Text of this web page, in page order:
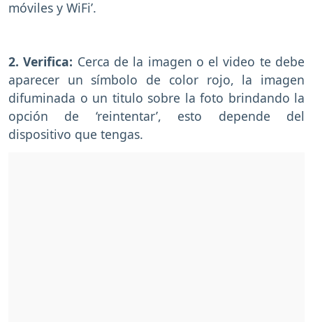
móviles y WiFi’.
2. Verifica: Cerca de la imagen o el video te debe
aparecer un símbolo de color rojo, la imagen
difuminada o un titulo sobre la foto brindando la
opción de ‘reintentar’, esto depende del
dispositivo que tengas.